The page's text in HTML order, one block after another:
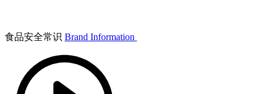
食品安全常识 Brand Information